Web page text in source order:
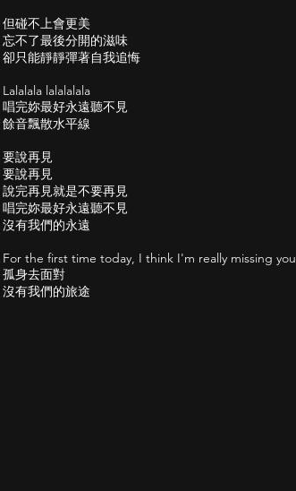
但碰不上會更美
忘不了最後分開的滋味
卻只能靜靜彈著自我追悔
Lalalala lalalalala
唱完妳最好永遠聽不見
餘音飄散水平線
要說再見
要說再見
說完再見就是不要再見
唱完妳最好永遠聽不見
沒有我們的永遠
For the first time today, I think I'm really missing you
孤身去面對
沒有我們的旅途